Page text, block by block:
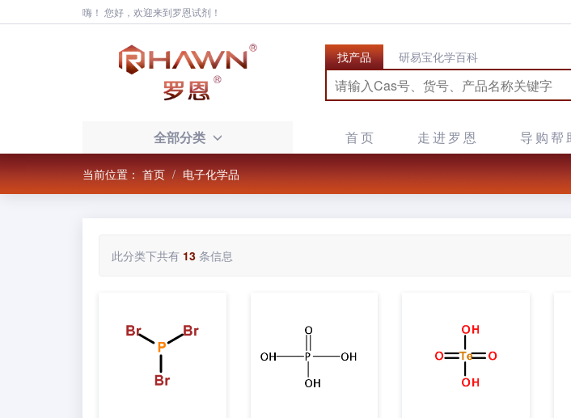
嗨！ 您好，欢迎来到罗恩试剂！
找产品 研易宝化学百科
全部分类 首页 走进罗恩 导购帮
当前位置：首页 电子化学品
此分类下共有 13 条信息